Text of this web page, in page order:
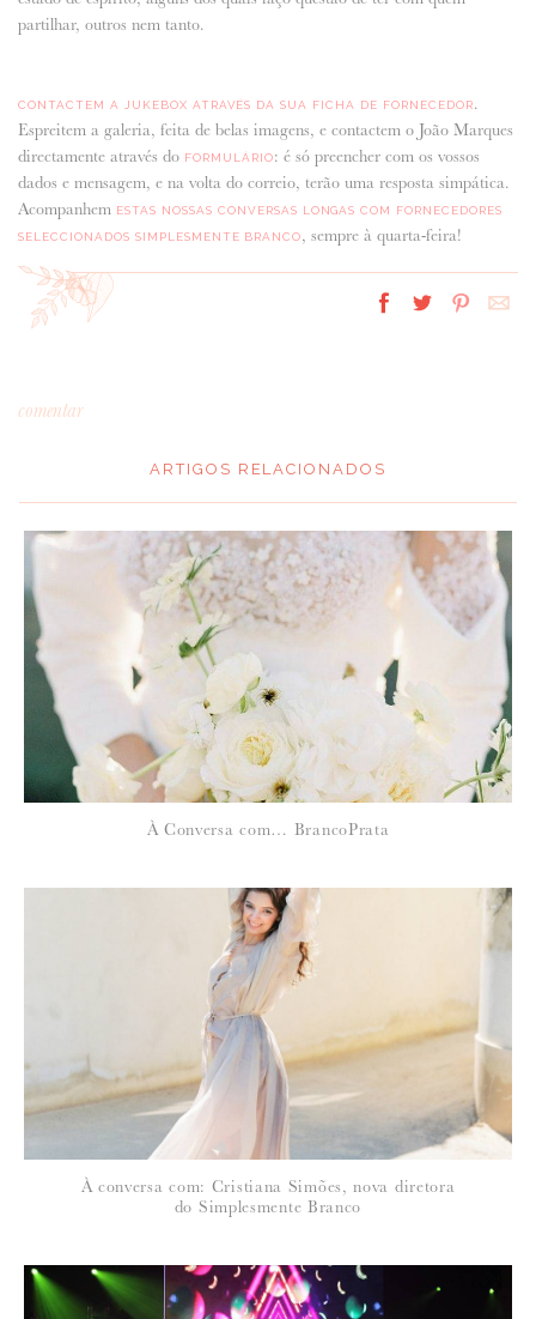
partilhar, outros nem tanto.
CONTACTEM A JUKEBOX ATRAVÉS DA SUA FICHA DE FORNECEDOR.
Espreitem a galeria, feita de belas imagens, e contactem o João Marques
directamente através do FORMULÁRIO: é só preencher com os vossos
dados e mensagem, e na volta do correio, terão uma resposta simpática.
Acompanhem ESTAS NOSSAS CONVERSAS LONGAS COM FORNECEDORES
SELECCIONADOS SIMPLESMENTE BRANCO, sempre à quarta-feira!
comentar
ARTIGOS RELACIONADOS
À Conversa com… BrancoPrata
À conversa com: Cristiana Simões, nova diretora
do Simplesmente Branco